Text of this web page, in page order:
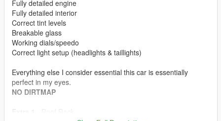
Fully detailed engine
Fully detailed interior
Correct tint levels
Breakable glass
Working dials/speedo
Correct light setup (headlights & taillights)
Everything else I consider essential this car is essentially
perfect in my eyes.
NO DIRTMAP